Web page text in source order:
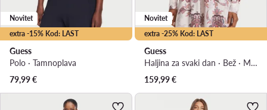
extra -15% Kod: LAST
Novitet
Guess
Polo · Tamnoplava
79,99€
extra -25% Kod: LAST
Novitet
Guess
Haljina za svaki dan · Bež · Mini
159,99€